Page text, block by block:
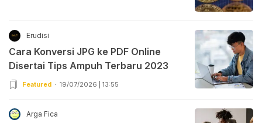
Erudisi
Cara Konversi JPG ke PDF Online
Disertai Tips Ampuh Terbaru 2023
Featured 19/07/2026 | 13:55
Arga Fica